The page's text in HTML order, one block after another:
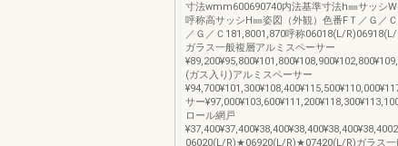
寸法wmm600690740内法基準寸法h㎜サッシ
呼称高サッシH㎜姿図（外観）色番FＴ／Ｇ／
／Ｇ／Ｃ181,8001,870呼称06018(L/
ガラス一般複層アルミスペーサー
(ガス入り)アルミスペーサー
サー
ロール網戸
06020(L/R)★06920(L/R)★07420(L/R)ガラス一